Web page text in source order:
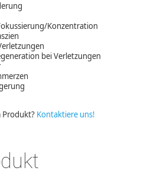
Konzentration
bei Verletzungen
Produkt? Kontaktiere uns!